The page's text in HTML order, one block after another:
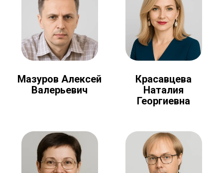
Мазуров Алексей
Валерьевич
Красавцева
Наталия
Георгиевна